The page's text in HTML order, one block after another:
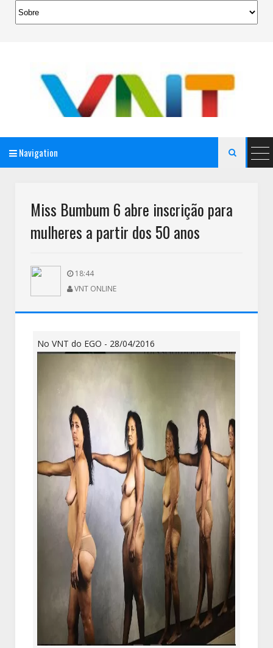
Navigation 
Miss Bumbum 6 abre inscrição para
mulheres a partir dos 50 anos
18:44
VNT ONLINE
No VNT do EGO - 28/04/2016